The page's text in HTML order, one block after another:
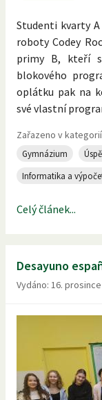
Studenti kvarty
roboty Codey
primy B, kteří
blokového
oplátku pak na
své vlastní
Zařazeno v
Gymnázium
Informatika a
Celý článek...
Desayuno
Vydáno: 16.